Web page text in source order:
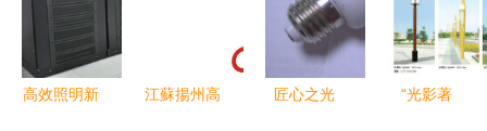
091/092系
(fā)電新方
案
(yōu)勢分
析
高效照明新
江蘇揚州高
匠心之光
“光影著